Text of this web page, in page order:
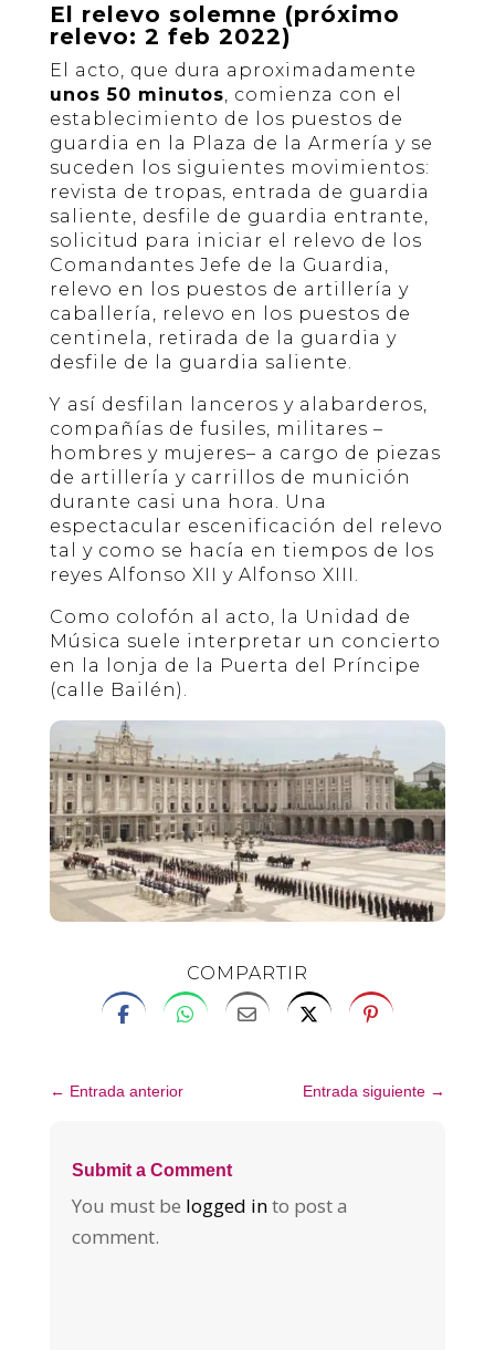
El relevo solemne (próximo
relevo: 2 feb 2022)
El acto, que dura aproximadamente
unos 50 minutos, comienza con el
establecimiento de los puestos de
guardia en la Plaza de la Armería y se
suceden los siguientes movimientos:
revista de tropas, entrada de guardia
saliente, desfile de guardia entrante,
solicitud para iniciar el relevo de los
Comandantes Jefe de la Guardia,
relevo en los puestos de artillería y
caballería, relevo en los puestos de
centinela, retirada de la guardia y
desfile de la guardia saliente.
Y así desfilan lanceros y alabarderos,
compañías de fusiles, militares –
hombres y mujeres– a cargo de piezas
de artillería y carrillos de munición
durante casi una hora. Una
espectacular escenificación del relevo
tal y como se hacía en tiempos de los
reyes Alfonso XII y Alfonso XIII.
Como colofón al acto, la Unidad de
Música suele interpretar un concierto
en la lonja de la Puerta del Príncipe
(calle Bailén).
COMPARTIR
← Entrada anterior Entrada siguiente →
Submit a Comment
You must be logged into post a
comment.